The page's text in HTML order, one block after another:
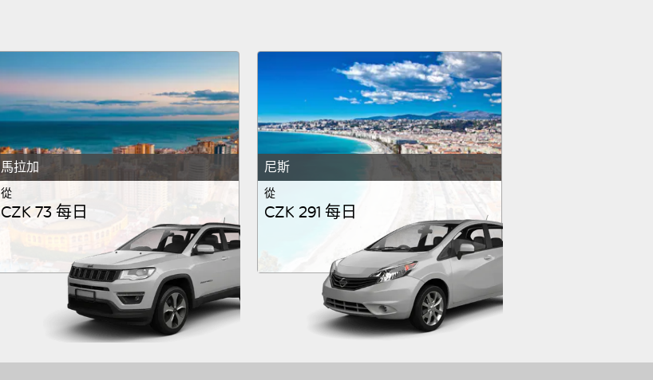
馬拉加
從
CZK 73 每日
尼斯
從
CZK 291 每日